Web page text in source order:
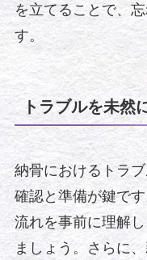
を立てることで、
す。
トラブルを未然
納骨におけるトラ
確認と準備が鍵で
流れを事前に理解
ましょう。さらに